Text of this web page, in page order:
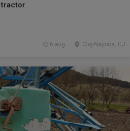
Cluj-Napoca, CJ
6 aug.